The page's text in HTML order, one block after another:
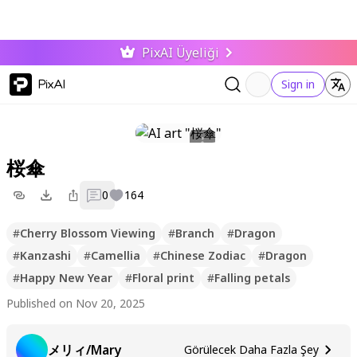
PixAI Üyeliği
PixAI Sign in
桜傘
0 164
#Cherry Blossom Viewing #Branch #Dragon
#Kanzashi #Camellia #Chinese Zodiac #Dragon
#Happy New Year #Floral print #Falling petals
Published on Nov 20, 2025
メリィ/Mary Görülecek Daha Fazla Şey